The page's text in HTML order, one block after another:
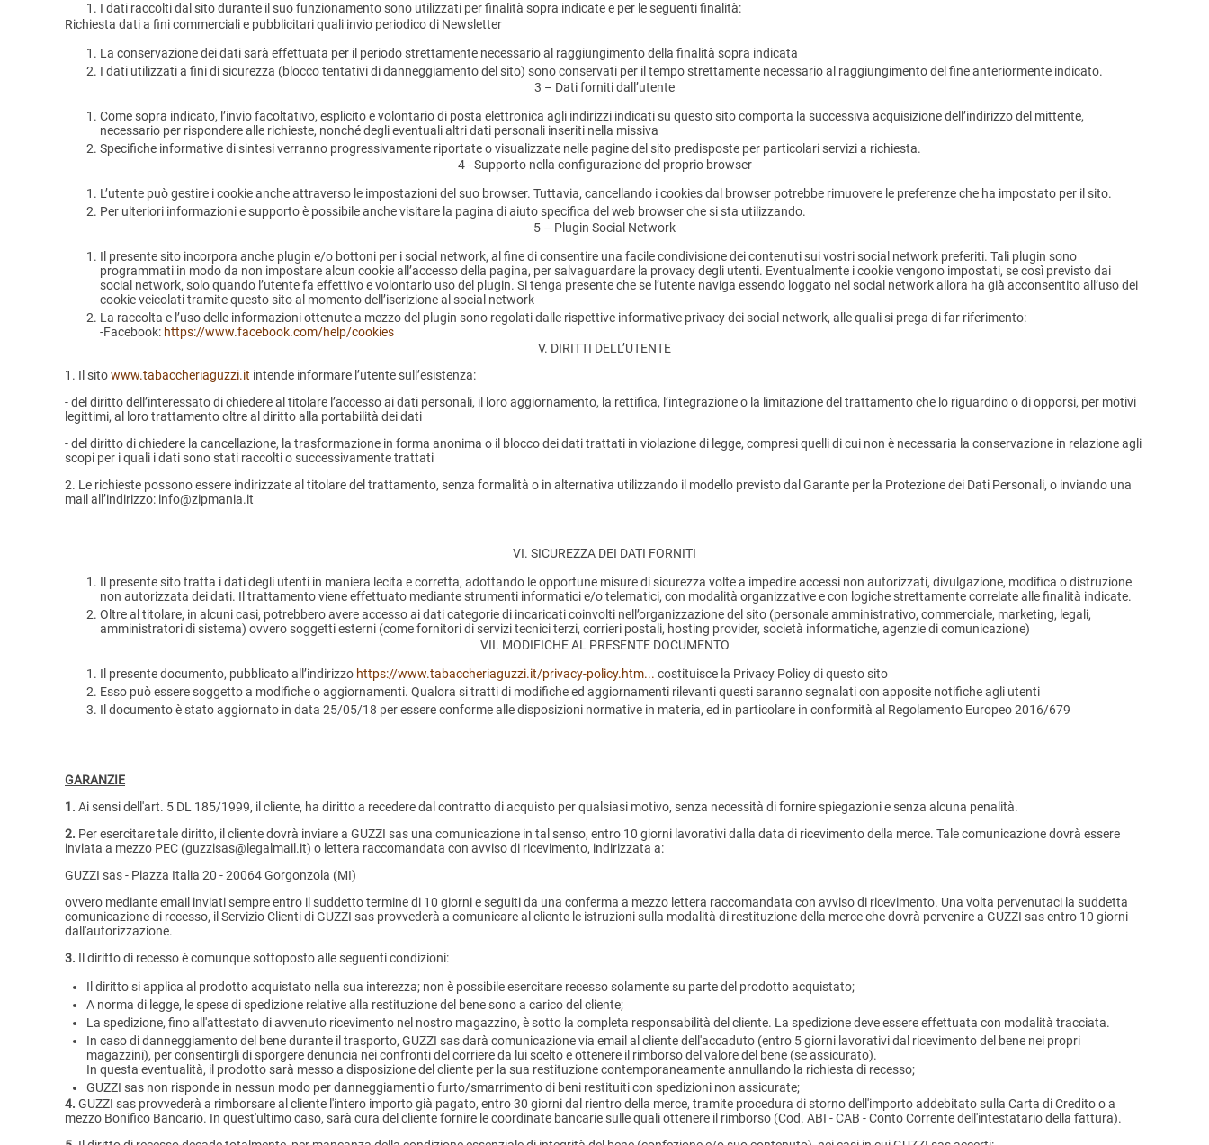
I dati raccolti dal sito durante il suo funzionamento sono utilizzati per finalità sopra indicate e per le seguenti finalità:
Richiesta dati a fini commerciali e pubblicitari quali invio periodico di Newsletter
La conservazione dei dati sarà effettuata per il periodo strettamente necessario al raggiungimento della finalità sopra indicata
I dati utilizzati a fini di sicurezza (blocco tentativi di danneggiamento del sito) sono conservati per il tempo strettamente necessario al raggiungimento del fine anteriormente indicato.
3 – Dati forniti dall’utente
Come sopra indicato, l’invio facoltativo, esplicito e volontario di posta elettronica agli indirizzi indicati su questo sito comporta la successiva acquisizione dell’indirizzo del mittente,
necessario per rispondere alle richieste, nonché degli eventuali altri dati personali inseriti nella missiva
Specifiche informative di sintesi verranno progressivamente riportate o visualizzate nelle pagine del sito predisposte per particolari servizi a richiesta.
4 - Supporto nella configurazione del proprio browser
L’utente può gestire i cookie anche attraverso le impostazioni del suo browser. Tuttavia, cancellando i cookies dal browser potrebbe rimuovere le preferenze che ha impostato per il sito.
Per ulteriori informazioni e supporto è possibile anche visitare la pagina di aiuto specifica del web browser che si sta utilizzando.
5 – Plugin Social Network
Il presente sito incorpora anche plugin e/o bottoni per i social network, al fine di consentire una facile condivisione dei contenuti sui vostri social network preferiti. Tali plugin sono
programmati in modo da non impostare alcun cookie all’accesso della pagina, per salvaguardare la provacy degli utenti. Eventualmente i cookie vengono impostati, se così previsto dai
social network, solo quando l’utente fa effettivo e volontario uso del plugin. Si tenga presente che se l’utente naviga essendo loggato nel social network allora ha già acconsentito all’uso dei
cookie veicolati tramite questo sito al momento dell’iscrizione al social network
La raccolta e l’uso delle informazioni ottenute a mezzo del plugin sono regolati dalle rispettive informative privacy dei social network, alle quali si prega di far riferimento:
-Facebook: https://www.facebook.com/help/cookies
V. DIRITTI DELL’UTENTE
1. Il sitowww.tabaccheriaguzzi.it intende informare l’utente sull’esistenza:
- del diritto dell’interessato di chiedere al titolare l’accesso ai dati personali, il loro aggiornamento, la rettifica, l’integrazione o la limitazione del trattamento che lo riguardino o di opporsi, per motivi
legittimi, al loro trattamento oltre al diritto alla portabilità dei dati
- del diritto di chiedere la cancellazione, la trasformazione in forma anonima o il blocco dei dati trattati in violazione di legge, compresi quelli di cui non è necessaria la conservazione in relazione agli
scopi per i quali i dati sono stati raccolti o successivamente trattati
2. Le richieste possono essere indirizzate al titolare del trattamento, senza formalità o in alternativa utilizzando il modello previsto dal Garante per la Protezione dei Dati Personali, o inviando una
mail all’indirizzo: info@zipmania.it
VI. SICUREZZA DEI DATI FORNITI
Il presente sito tratta i dati degli utenti in maniera lecita e corretta, adottando le opportune misure di sicurezza volte a impedire accessi non autorizzati, divulgazione, modifica o distruzione
non autorizzata dei dati. Il trattamento viene effettuato mediante strumenti informatici e/o telematici, con modalità organizzative e con logiche strettamente correlate alle finalità indicate.
Oltre al titolare, in alcuni casi, potrebbero avere accesso ai dati categorie di incaricati coinvolti nell’organizzazione del sito (personale amministrativo, commerciale, marketing, legali,
amministratori di sistema) ovvero soggetti esterni (come fornitori di servizi tecnici terzi, corrieri postali, hosting provider, società informatiche, agenzie di comunicazione)
VII. MODIFICHE AL PRESENTE DOCUMENTO
Il presente documento, pubblicato all’indirizzo https://www.tabaccheriaguzzi.it/privacy-policy.htm... costituisce la Privacy Policy di questo sito
Esso può essere soggetto a modifiche o aggiornamenti. Qualora si tratti di modifiche ed aggiornamenti rilevanti questi saranno segnalati con apposite notifiche agli utenti
Il documento è stato aggiornato in data 25/05/18 per essere conforme alle disposizioni normative in materia, ed in particolare in conformità al Regolamento Europeo 2016/679
GARANZIE
1. Ai sensi dell'art. 5 DL 185/1999, il cliente, ha diritto a recedere dal contratto di acquisto per qualsiasi motivo, senza necessità di fornire spiegazioni e senza alcuna penalità.
2. Per esercitare tale diritto, il cliente dovrà inviare a GUZZI sas una comunicazione in tal senso, entro 10 giorni lavorativi dalla data di ricevimento della merce. Tale comunicazione dovrà essere
inviata a mezzo PEC (guzzisas@legalmail.it) o lettera raccomandata con avviso di ricevimento, indirizzata a:
GUZZI sas - Piazza Italia 20 - 20064 Gorgonzola (MI)
ovvero mediante email inviati sempre entro il suddetto termine di 10 giorni e seguiti da una conferma a mezzo lettera raccomandata con avviso di ricevimento. Una volta pervenutaci la suddetta
comunicazione di recesso, il Servizio Clienti di GUZZI sas provvederà a comunicare al cliente le istruzioni sulla modalità di restituzione della merce che dovrà pervenire a GUZZI sas entro 10 giorni
dall'autorizzazione.
3. Il diritto di recesso è comunque sottoposto alle seguenti condizioni:
Il diritto si applica al prodotto acquistato nella sua interezza; non è possibile esercitare recesso solamente su parte del prodotto acquistato;
A norma di legge, le spese di spedizione relative alla restituzione del bene sono a carico del cliente;
La spedizione, fino all'attestato di avvenuto ricevimento nel nostro magazzino, è sotto la completa responsabilità del cliente. La spedizione deve essere effettuata con modalità tracciata.
In caso di danneggiamento del bene durante il trasporto, GUZZI sas darà comunicazione via email al cliente dell'accaduto (entro 5 giorni lavorativi dal ricevimento del bene nei propri
magazzini), per consentirgli di sporgere denuncia nei confronti del corriere da lui scelto e ottenere il rimborso del valore del bene (se assicurato).
In questa eventualità, il prodotto sarà messo a disposizione del cliente per la sua restituzione contemporaneamente annullando la richiesta di recesso;
GUZZI sas non risponde in nessun modo per danneggiamenti o furto/smarrimento di beni restituiti con spedizioni non assicurate;
4. GUZZI sas provvederà a rimborsare al cliente l'intero importo già pagato, entro 30 giorni dal rientro della merce, tramite procedura di storno dell'importo addebitato sulla Carta di Credito o a
mezzo Bonifico Bancario. In quest'ultimo caso, sarà cura del cliente fornire le coordinate bancarie sulle quali ottenere il rimborso (Cod. ABI - CAB - Conto Corrente dell'intestatario della fattura).